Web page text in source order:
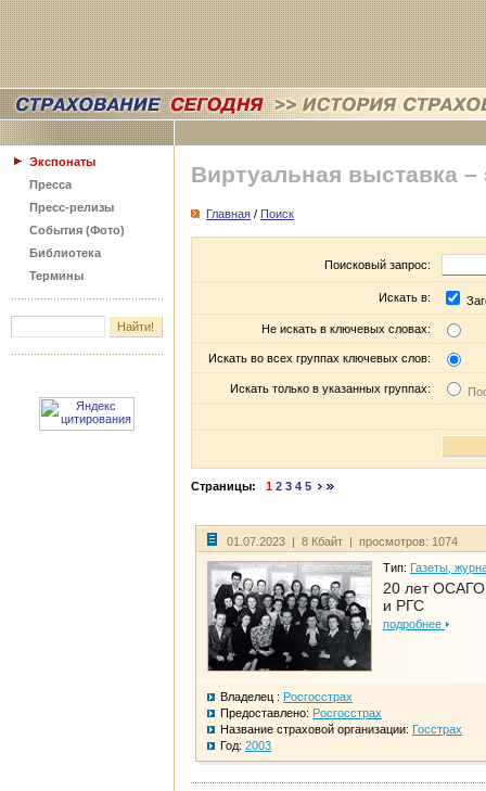
Экспонаты
Пресса
Пресс-релизы
События (Фото)
Библиотека
Термины
Виртуальная выставка –
Главная / Поиск
Поисковый запрос:
Искать в:
Не искать в ключевых словах:
Искать во всех группах ключевых слов:
Искать только в указанных группах:
Страницы: 1 2 3 4 5
01.07.2023 | 8 Кбайт | просмотров: 1074
Тип: Газеты,
20 лет
и РГС
подробнее
Владелец : Росгосстрах
Предоставлено: Росгосстрах
Название страховой организации: Госстрах
Год: 2003